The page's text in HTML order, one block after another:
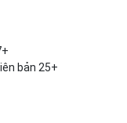
bản 25+